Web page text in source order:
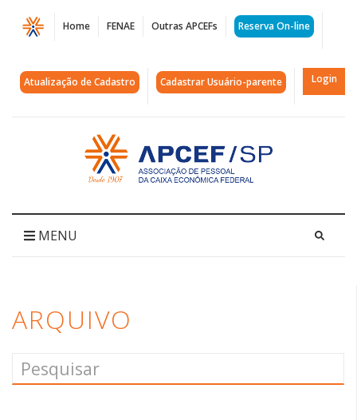
Página
Arquivos
povos
APCEF/SP
Home FENAE Outras APCEFs Reserva On-line
Atualização de Cadastro Cadastrar Usuário-parente Login
Acessar
página
inicial
MENU
ARQUIVO